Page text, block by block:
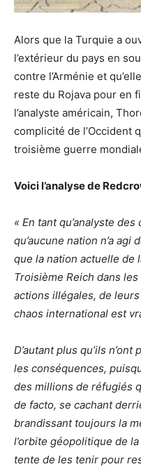
Alors que la Turquie a
l’extérieur du pays en
contre l’Arménie et
reste du Rojava pour en
l’analyste américain,
complicité de l’Occident
troisième guerre
Voici l’analyse de
« En tant qu’analyste
qu’aucune nation n’a
que la nation actuelle de
Troisième Reich dans
actions illégales, de
chaos international est
D’autant plus qu’ils
les conséquences,
des millions de réfugiés
de facto, se cachant
brandissant toujours la
l’orbite géopolitique de
tente de les tenir pour